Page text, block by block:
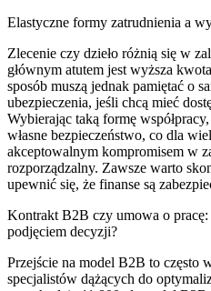
Elastyczne formy zatrudnienia a
Zlecenie czy dzieło różnią się w
głównym atutem jest wyższa
sposób muszą jednak pamiętać o
ubezpieczenia, jeśli chcą mieć
Wybierając taką formę
własne bezpieczeństwo, co dla
akceptowalnym kompromisem w
rozporządzalny. Zawsze warto
upewnić się, że finanse są
Kontrakt B2B czy umowa o
podjęciem decyzji?
Przejście na model B2B to często
specjalistów dążących do